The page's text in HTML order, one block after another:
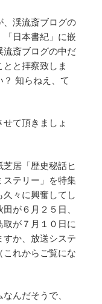
渓流斎ブログの
「日本書紀」に嵌
流斎ブログの中だ
と拝察致しま
知らねえ、て
て頂きましょ
居「歴史秘話ヒ
ステリー」を特集
久々に興奮してし
が６月２５日、
が７月１０日に
すか、放送システ
これからご覧にな
んだそうで、